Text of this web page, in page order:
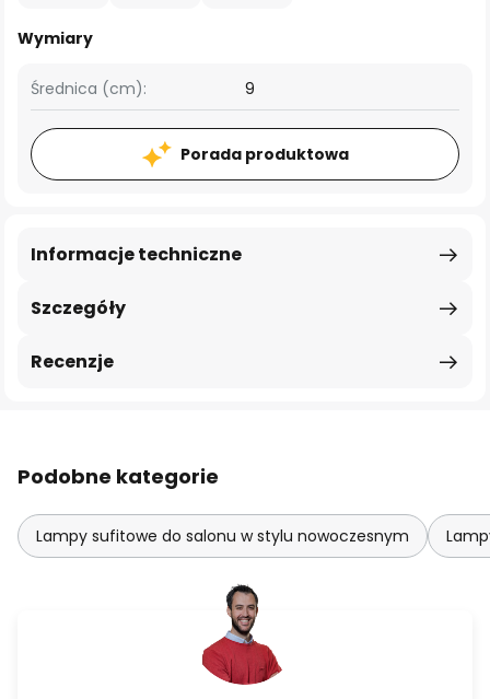
Wymiary
Średnica (cm): 9
Porada produktowa
Szczegóły
Informacje techniczne
Recenzje
Podobne kategorie
Lampy sufitowe do salonu w stylu nowoczesnym